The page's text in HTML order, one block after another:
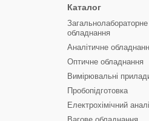
Каталог
Загальнолабораторне
обладнання
Аналітичне
Оптичне обладнання
Вимірювальні
Пробопідготовка
Електрохімічний